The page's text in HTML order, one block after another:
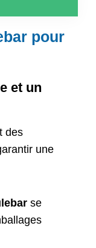
pour
et un
des
une
se